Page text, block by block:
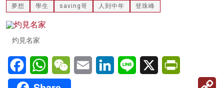
關於我們
夢想 學生 saving哥 人到中年 登珠峰
灼見名家
FacebookWhatsAppWeChatEmail LinkedInLine X